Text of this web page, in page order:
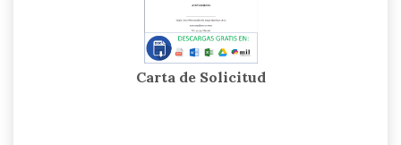
Carta de Solicitud